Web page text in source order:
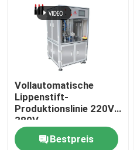
Vollautomatische
Lippenstift-
Produktionslinie 220V
380V
Entformmaschine
Bestpreis